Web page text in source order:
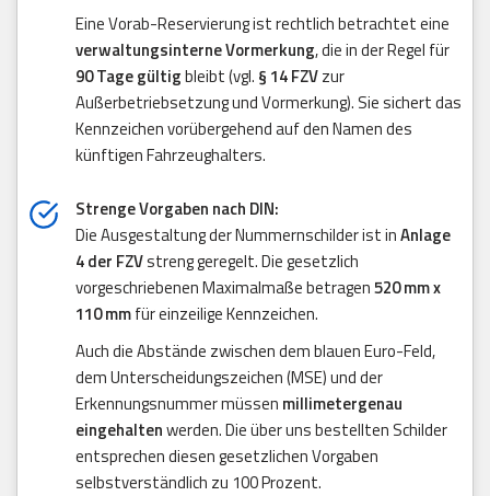
Eine Vorab-Reservierung ist rechtlich betrachtet eine
verwaltungsinterne Vormerkung, die in der Regel für
90 Tage gültigbleibt (vgl. § 14 FZVzur
Außerbetriebsetzung und Vormerkung). Sie sichert das
Kennzeichen vorübergehend auf den Namen des
künftigen Fahrzeughalters.
Strenge Vorgaben nach DIN:
Die Ausgestaltung der Nummernschilder ist inAnlage
4 der FZVstreng geregelt. Die gesetzlich
vorgeschriebenen Maximalmaße betragen520 mm x
110 mmfür einzeilige Kennzeichen.
Auch die Abstände zwischen dem blauen Euro-Feld,
dem Unterscheidungszeichen (MSE) und der
Erkennungsnummer müssen millimetergenau
eingehaltenwerden. Die über uns bestellten Schilder
entsprechen diesen gesetzlichen Vorgaben
selbstverständlich zu 100 Prozent.